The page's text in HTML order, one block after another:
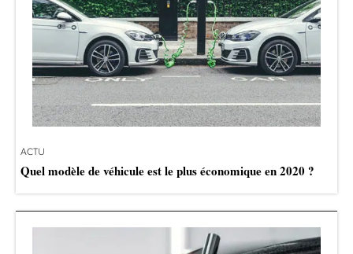
ACTU
Quel modèle de véhicule est le plus économique en 2020 ?